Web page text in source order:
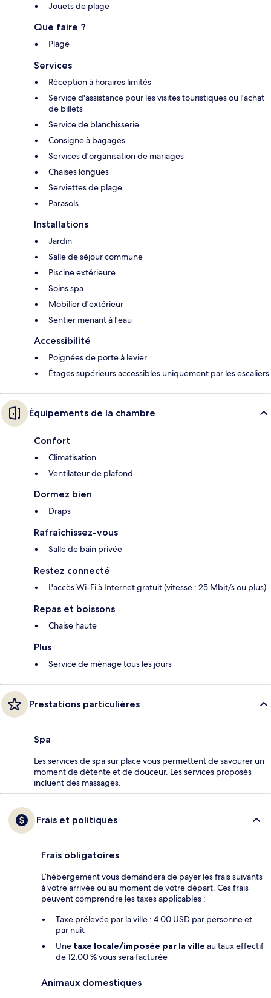
Jouets de plage
Que faire ?
Plage
Services
Réception à horaires limités
Service d'assistance pour les visites touristiques ou l'achat
de billets
Service de blanchisserie
Consigne à bagages
Services d'organisation de mariages
Chaises longues
Serviettes de plage
Parasols
Installations
Jardin
Salle de séjour commune
Piscine extérieure
Soins spa
Mobilier d'extérieur
Sentier menant à l'eau
Accessibilité
Poignées de porte à levier
Étages supérieurs accessibles uniquement par les escaliers
Équipements de la chambre
Confort
Climatisation
Ventilateur de plafond
Dormez bien
Draps
Rafraîchissez-vous
Salle de bain privée
Restez connecté
L'accès Wi-Fi à Internet gratuit (vitesse : 25 Mbit/s ou plus)
Repas et boissons
Chaise haute
Plus
Service de ménage tous les jours
Prestations particulières
Spa
Les services de spa sur place vous permettent de savourer un
moment de détente et de douceur. Les services proposés
incluent des massages.
Frais et politiques
Frais obligatoires
L’hébergement vous demandera de payer les frais suivants
à votre arrivée ou au moment de votre départ. Ces frais
peuvent comprendre les taxes applicables :
Taxe prélevée par la ville : 4.00 USD par personne et
par nuit
Une taxe locale/imposée par la ville au taux effectif
de 12.00 % vous sera facturée
Animaux domestiques